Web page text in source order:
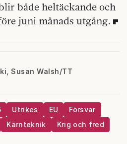
både heltäckande och
juni månads utgång.
Susan Walsh/TT
Utrikes EU
Försvar
Kärnteknik
Krig och fred